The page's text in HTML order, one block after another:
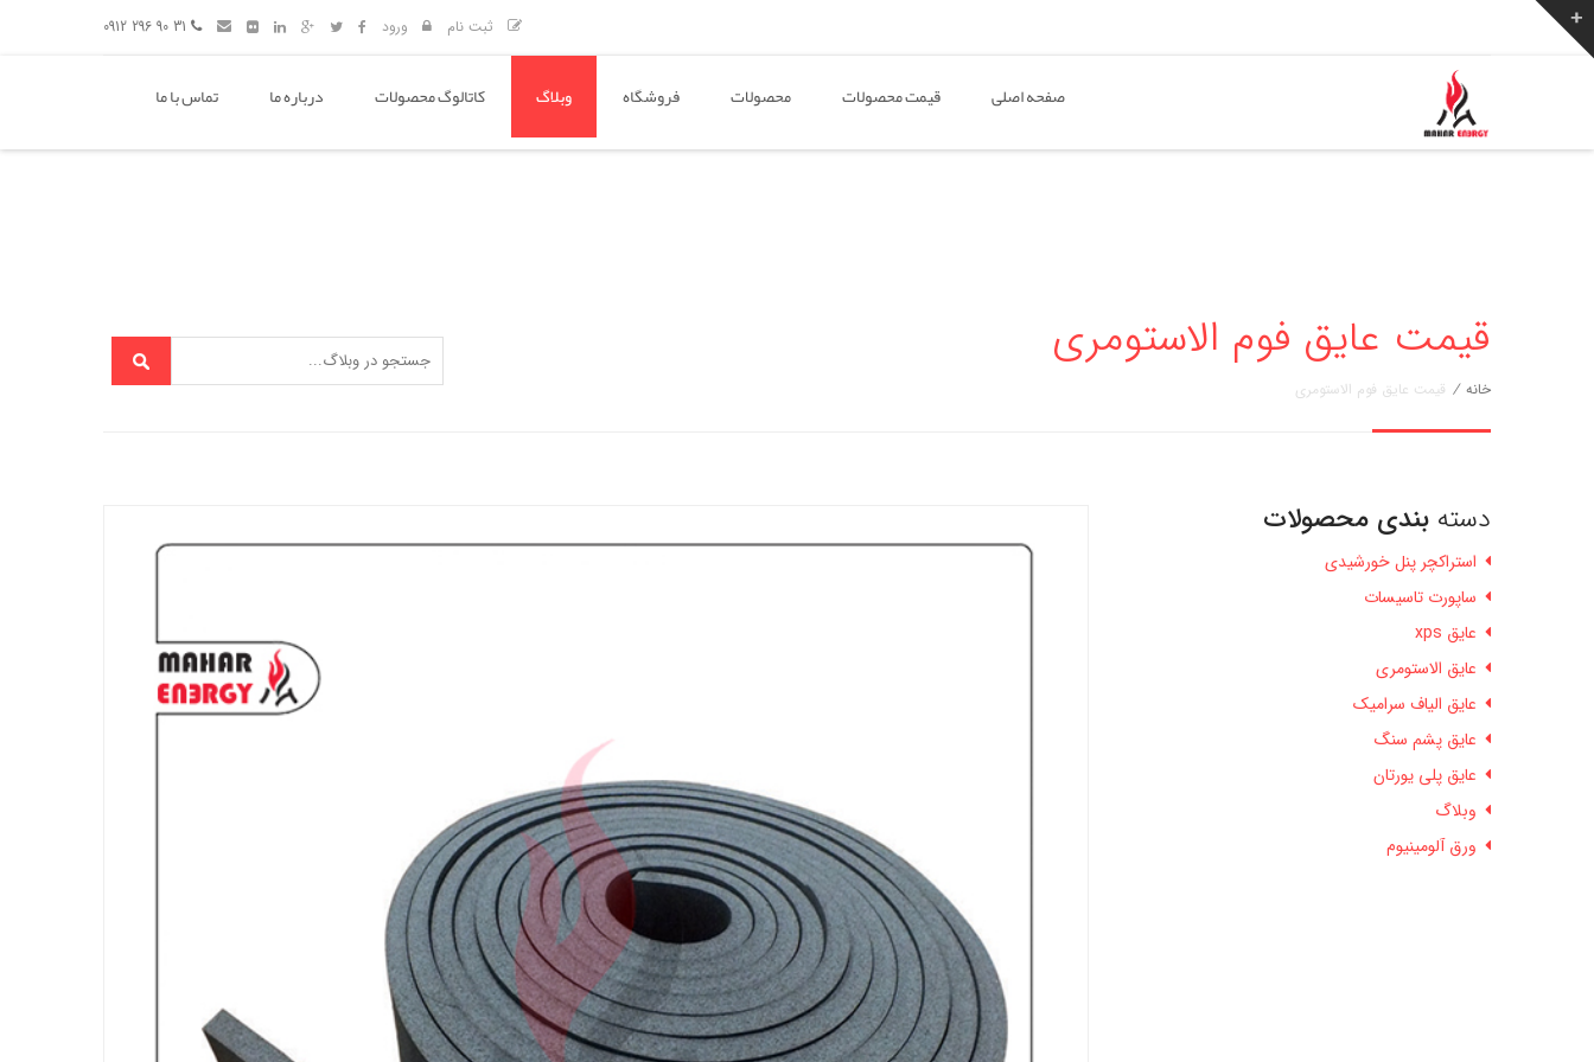
ثبت نام ورود
صفحه اصلی قیمت محصولات محصولات فروشگاه وبلاگ کاتالوگ محصولات درباره ما تماس با ما
قیمت عایق فوم الاستومری
خانه / قیمت عایق فوم الاستومری
دسته بندی محصولات
استراکچر پنل خورشیدی
ساپورت تاسیسات
عایق xps
عایق الاستومری
عایق الیاف سرامیک
عایق پشم سنگ
عایق پلی یورتان
وبلاگ
ورق آلومینیوم